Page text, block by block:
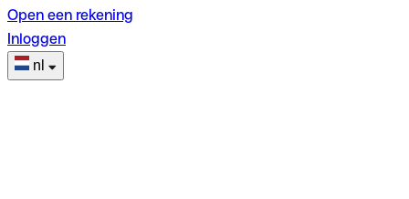
Open een rekening
Inloggen
nl